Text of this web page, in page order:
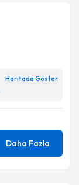
Haritada Göster
Daha Fazla